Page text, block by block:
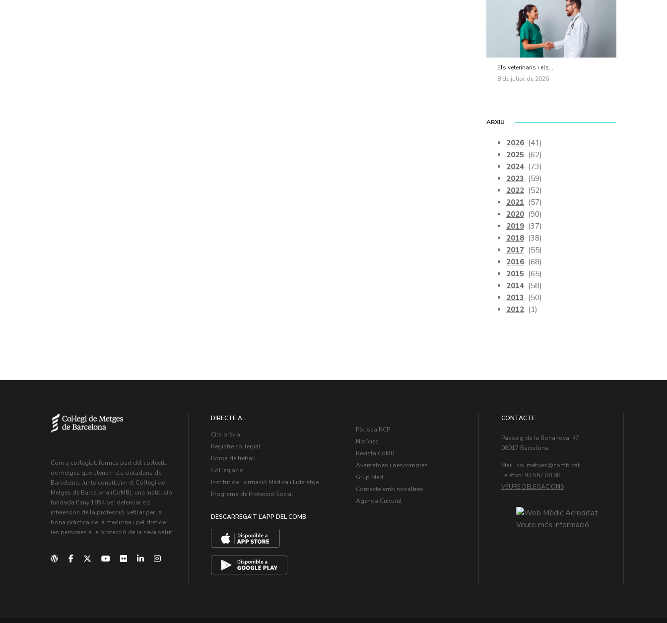
Els veterinaris i els...
8 de juliol de 2026
ARXIU
2026 (41)
2025 (62)
2024 (73)
2023 (59)
2022 (52)
2021 (57)
2020 (90)
2019 (37)
2018 (38)
2017 (55)
2016 (68)
2015 (65)
2014 (58)
2013 (50)
2012 (1)
Com a col·legiat, formes part del col·lectiu
de metges que atenem els ciutadans de
Barcelona. Junts constituïm el Col·legi de
Metges de Barcelona (CoMB), una institució
fundada l'any 1894 per defensar els
interessos de la professió, vetllar per la
bona pràctica de la medicina i pel dret de
les persones a la protecció de la seva salut.
DIRECTE A...
Cita prèvia
Registre col·legial
Borsa de treball
Col·legiació
Institut de Formació Mèdica i Lideratge
Programa de Protecció Social
DESCARREGA’T L’APP DEL COMB
Pòlissa RCP
Notícies
Revista CoMB
Avantatges i descomptes
Grup Med
Contacte amb nosaltres
Agenda Cultural
CONTACTE
Passeig de la Bonanova, 47
08017 Barcelona
Mail: col.metges
Teléfon: 93 567 88 88
VEURE DELEGACIONS